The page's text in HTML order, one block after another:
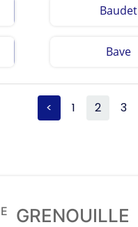
Baudet
Bave
< 1 2 3
GRENOUILLE